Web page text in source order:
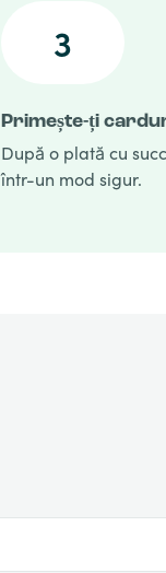
3
Primește-ți
După o plată cu
într-un mod sigur.